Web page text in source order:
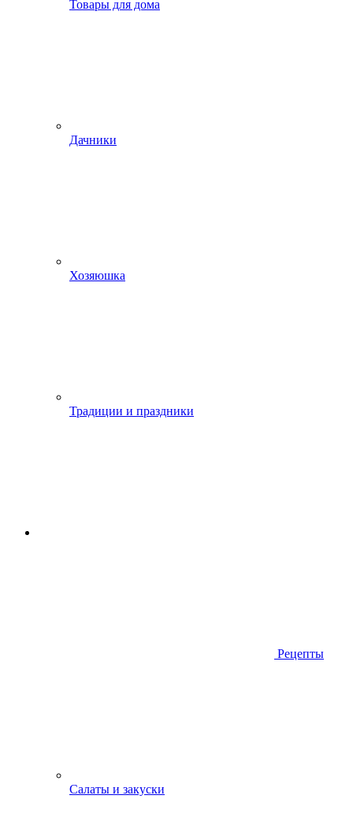
Товары для дома
Дачники
Хозяюшка
Традиции и праздники
Рецепты
Салаты и закуски